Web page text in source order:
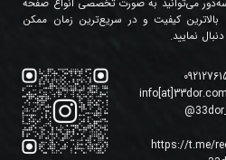
info[at]33dor.com
@
https://t.me/
می‌توانید به صورت تخصصی انواع صفحه
کیفیت و در سریع‌ترین زمان ممکن
نمایید.